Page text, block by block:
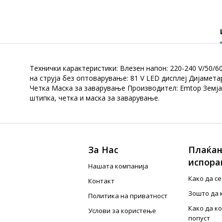
Технички карактеристики: Влезен напон: 220-240 V/50/
на струја без оптоварување: 81 V LED дисплеј
Четка Маска за заварување Производител: Emtop
штипка, четка и маска за заварување.
За Нас
Нашата компанија
Контакт
Политика на приватност
Услови за користење
Како да
Зошто да
Како да
попуст